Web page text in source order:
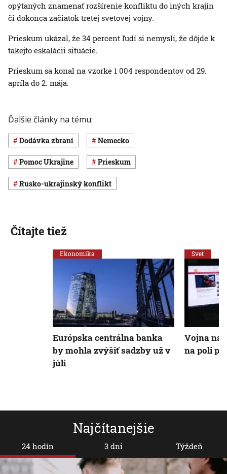
opýtaných znamenať rozšírenie konfliktu do iných krajín
či dokonca začiatok tretej svetovej vojny.
Prieskum ukázal, že 34 percent ľudí si nemyslí, že dôjde k
takejto eskalácii situácie.
Prieskum sa konal na vzorke 1 004 respondentov od 29.
apríla do 2. mája.
Ďalšie články na tému:
dodávka zbraní Nemecko
pomoc Ukrajine prieskum
rusko-ukrajinský konflikt
Najčítanejšie
24 hodín 3 dni Týždeň
Čítajte tiež
Ekonomika
Európska centrálna banka
by mohla zvýšiť sadzby už v
júli
Svet
Vojna na
na poli